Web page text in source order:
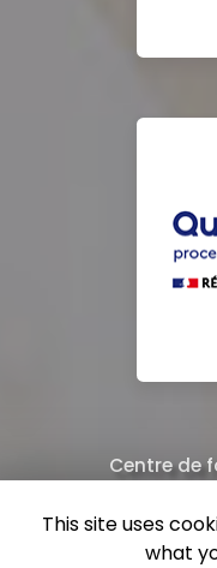
Centre de
This site uses
what